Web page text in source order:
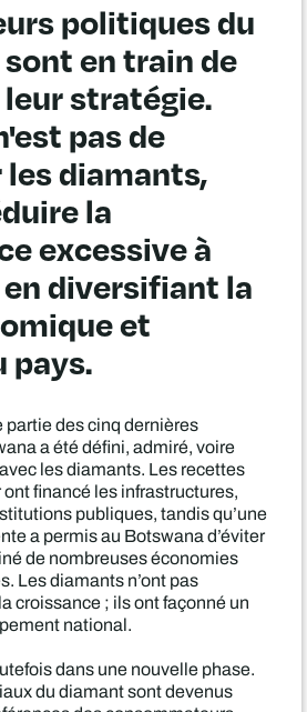
politiques du
en train de
stratégie.
pas de
diamants,
la
excessive à
diversifiant la
et
pays.
des cinq dernières
a été défini, admiré, voire
les diamants. Les recettes
financé les infrastructures,
publiques, tandis qu’une
a permis au Botswana d’éviter
de nombreuses économies
Les diamants n’ont pas
croissance ; ils ont façonné un
national.
dans une nouvelle phase.
du diamant sont devenus